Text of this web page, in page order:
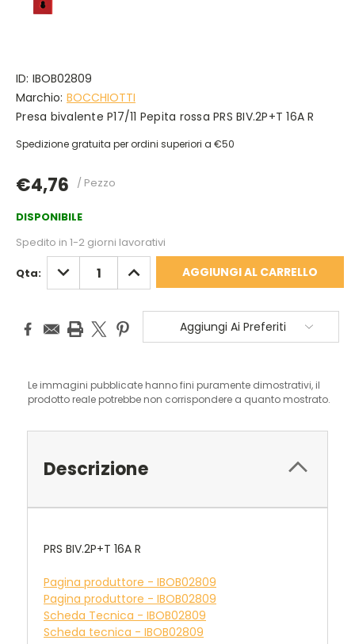
ID: IBOB02809
Marchio: BOCCHIOTTI
Presa bivalente P17/11 Pepita rossa PRS BIV.2P+T 16A R
Spedizione gratuita per ordini superiori a €50
€4,76 / Pezzo
DISPONIBILE
Spedito in 1-2 giorni lavorativi
Qta: DIMINUISCI
QUANTITÀ:
AUMENTA
QUANTITÀ:
Aggiungi Ai Preferiti
Le immagini pubblicate hanno fini puramente dimostrativi, il
prodotto reale potrebbe non corrispondere a quanto mostrato.
Descrizione
PRS BIV.2P+T 16A R
Pagina produttore - IBOB02809
Pagina produttore - IBOB02809
Scheda Tecnica - IBOB02809
Scheda tecnica - IBOB02809